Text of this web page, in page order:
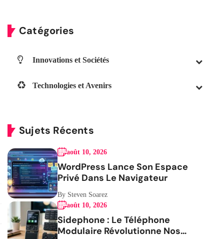
Catégories
Innovations et Sociétés
Technologies et Avenirs
Sujets Récents
août 10, 2026
WordPress Lance Son Espace
Privé Dans Le Navigateur
By Steven Soarez
août 10, 2026
Sidephone : Le Téléphone
Modulaire Révolutionne Nos